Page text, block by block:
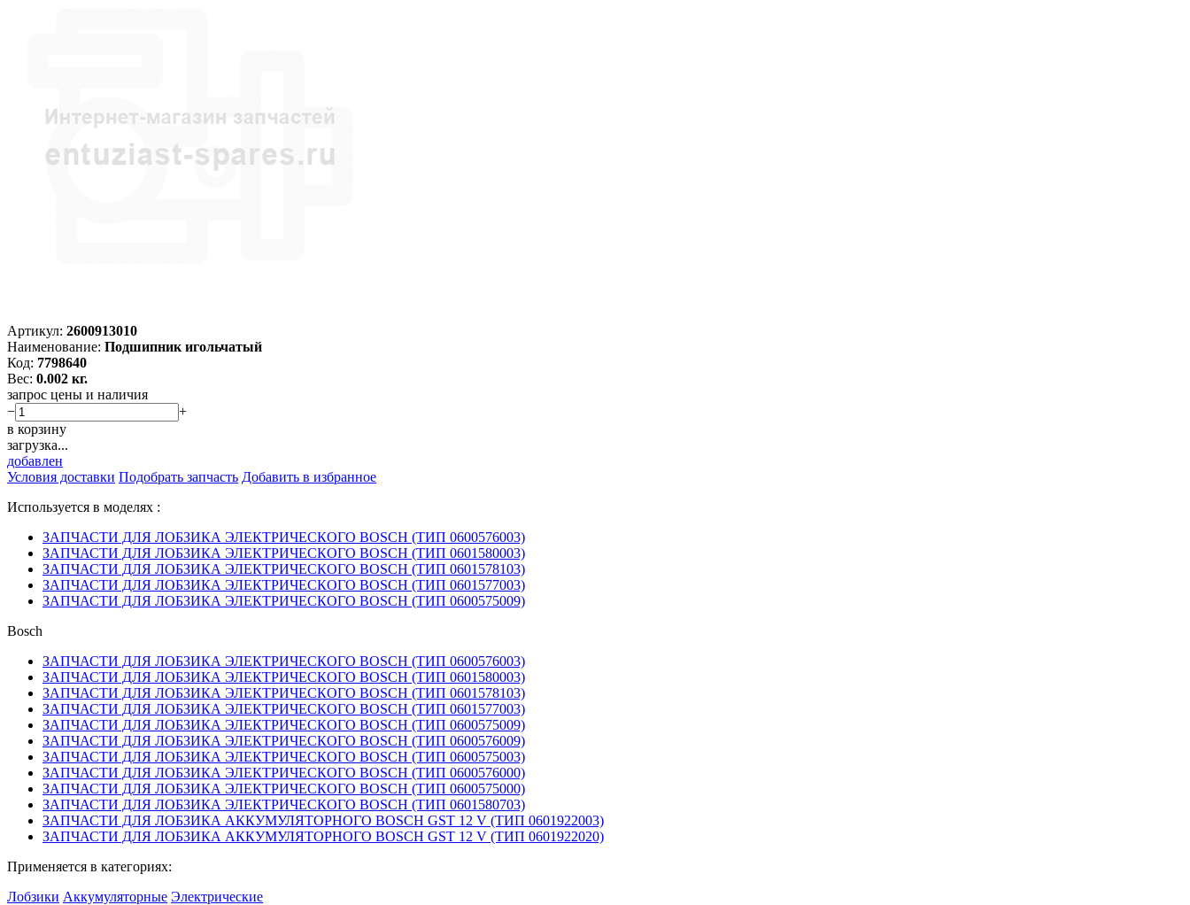
Артикул: 2600913010
Наименование: Подшипник игольчатый
Код: 7798640
Вес: 0.002 кг.
запрос цены и наличия
−
+
в корзину
загрузка...
добавлен
Условия доставки Подобрать запчасть Добавить в избранное
Используется в моделях :
ЗАПЧАСТИ ДЛЯ ЛОБЗИКА ЭЛЕКТРИЧЕСКОГО BOSCH (ТИП 0600576003)
ЗАПЧАСТИ ДЛЯ ЛОБЗИКА ЭЛЕКТРИЧЕСКОГО BOSCH (ТИП 0601580003)
ЗАПЧАСТИ ДЛЯ ЛОБЗИКА ЭЛЕКТРИЧЕСКОГО BOSCH (ТИП 0601578103)
ЗАПЧАСТИ ДЛЯ ЛОБЗИКА ЭЛЕКТРИЧЕСКОГО BOSCH (ТИП 0601577003)
ЗАПЧАСТИ ДЛЯ ЛОБЗИКА ЭЛЕКТРИЧЕСКОГО BOSCH (ТИП 0600575009)
Bosch
ЗАПЧАСТИ ДЛЯ ЛОБЗИКА ЭЛЕКТРИЧЕСКОГО BOSCH (ТИП 0600576003)
ЗАПЧАСТИ ДЛЯ ЛОБЗИКА ЭЛЕКТРИЧЕСКОГО BOSCH (ТИП 0601580003)
ЗАПЧАСТИ ДЛЯ ЛОБЗИКА ЭЛЕКТРИЧЕСКОГО BOSCH (ТИП 0601578103)
ЗАПЧАСТИ ДЛЯ ЛОБЗИКА ЭЛЕКТРИЧЕСКОГО BOSCH (ТИП 0601577003)
ЗАПЧАСТИ ДЛЯ ЛОБЗИКА ЭЛЕКТРИЧЕСКОГО BOSCH (ТИП 0600575009)
ЗАПЧАСТИ ДЛЯ ЛОБЗИКА ЭЛЕКТРИЧЕСКОГО BOSCH (ТИП 0600576009)
ЗАПЧАСТИ ДЛЯ ЛОБЗИКА ЭЛЕКТРИЧЕСКОГО BOSCH (ТИП 0600575003)
ЗАПЧАСТИ ДЛЯ ЛОБЗИКА ЭЛЕКТРИЧЕСКОГО BOSCH (ТИП 0600576000)
ЗАПЧАСТИ ДЛЯ ЛОБЗИКА ЭЛЕКТРИЧЕСКОГО BOSCH (ТИП 0600575000)
ЗАПЧАСТИ ДЛЯ ЛОБЗИКА ЭЛЕКТРИЧЕСКОГО BOSCH (ТИП 0601580703)
ЗАПЧАСТИ ДЛЯ ЛОБЗИКА АККУМУЛЯТОРНОГО BOSCH GST 12 V (ТИП 0601922003)
ЗАПЧАСТИ ДЛЯ ЛОБЗИКА АККУМУЛЯТОРНОГО BOSCH GST 12 V (ТИП 0601922020)
Применяется в категориях:
Лобзики Аккумуляторные Электрические